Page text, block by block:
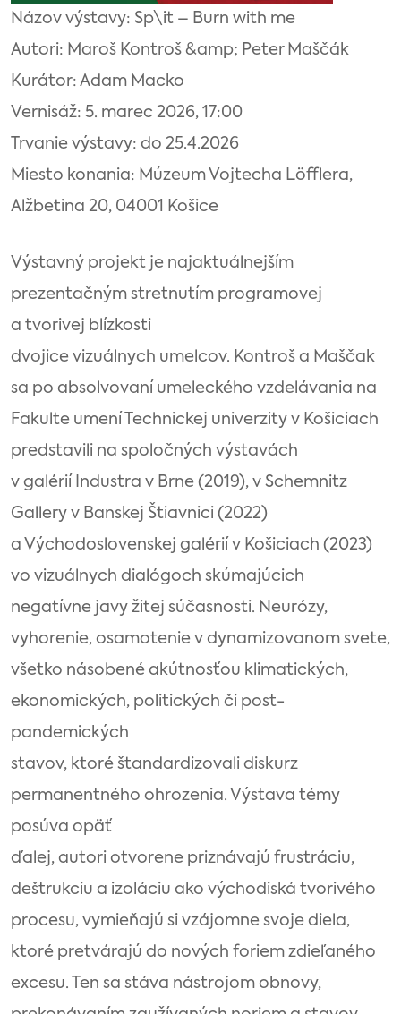
Názov výstavy: Sp\it – Burn with me
Autori: Maroš Kontroš &amp; Peter Maščák
Kurátor: Adam Macko
Vernisáž: 5. marec 2026, 17:00
Trvanie výstavy: do 25.4.2026
Miesto konania: Múzeum Vojtecha Löfflera,
Alžbetina 20, 04001 Košice
Výstavný projekt je najaktuálnejším
prezentačným stretnutím programovej
a tvorivej blízkosti
dvojice vizuálnych umelcov. Kontroš a Maščak
sa po absolvovaní umeleckého vzdelávania na
Fakulte umení Technickej univerzity v Košiciach
predstavili na spoločných výstavách
v galérií Industra v Brne (2019), v Schemnitz
Gallery v Banskej Štiavnici (2022)
a Východoslovenskej galérií v Košiciach (2023)
vo vizuálnych dialógoch skúmajúcich
negatívne javy žitej súčasnosti. Neurózy,
vyhorenie, osamotenie v dynamizovanom svete,
všetko násobené akútnosťou klimatických,
ekonomických, politických či post-
pandemických
stavov, ktoré štandardizovali diskurz
permanentného ohrozenia. Výstava témy
posúva opäť
ďalej, autori otvorene priznávajú frustráciu,
deštrukciu a izoláciu ako východiská tvorivého
procesu, vymieňajú si vzájomne svoje diela,
ktoré pretvárajú do nových foriem zdieľaného
excesu. Ten sa stáva nástrojom obnovy,